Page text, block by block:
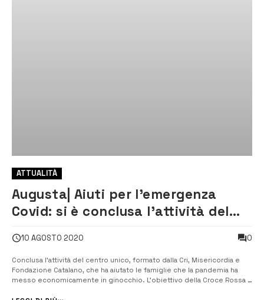
ATTUALITÀ
Augusta| Aiuti per l’emergenza
Covid: si è conclusa l’attività del
10 AGOSTO 2020 0
Conclusa l’attività del centro unico, formato dalla Cri, Misericordia e
Fondazione Catalano, che ha aiutato le famiglie che la pandemia ha
messo economicamente in ginocchio. L’obiettivo della Croce Rossa è